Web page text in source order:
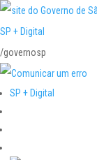
SP + Digital
/governosp
SP + Digital